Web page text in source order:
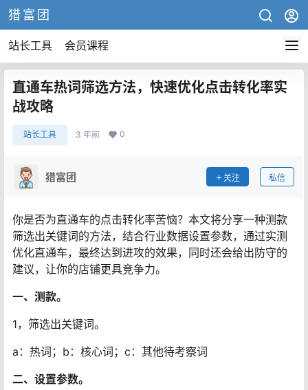
猎富团
站长工具 会员课程
直通车热词筛选方法，快速优化点击转化率实
战攻略
站长工具 3 年前 0
猎富团 关注 私信
你是否为直通车的点击转化率苦恼？本文将分享一种测款
筛选出关键词的方法，结合行业数据设置参数，通过实测
优化直通车，最终达到进攻的效果，同时还会给出防守的
建议，让你的店铺更具竞争力。
一、测款。
1，筛选出关键词。
a：热词；b：核心词；c：其他待考察词
二、设置参数。